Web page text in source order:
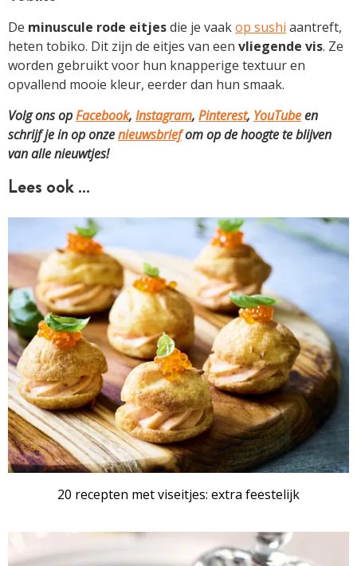
De minuscule rode eitjesdie je vaakop sushi aantreft,
heten tobiko. Dit zijn de eitjes van een vliegende vis. Ze
worden gebruikt voor hun knapperige textuur en
opvallend mooie kleur, eerder dan hun smaak.
Volg ons opFacebook, Instagram, Pinterest, YouTubeen
schrijf je in op onzenieuwsbriefom op de hoogte te blijven
van alle nieuwtjes!
Lees ook …
20 recepten met viseitjes: extra feestelijk